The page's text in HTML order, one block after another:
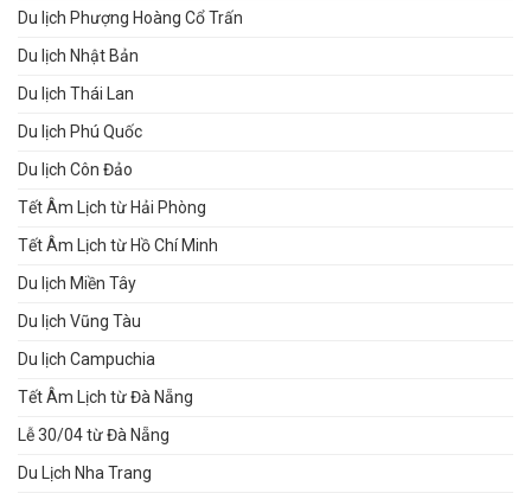
Du lịch Phượng Hoàng Cổ Trấn
Du lịch Nhật Bản
Du lịch Thái Lan
Du lịch Phú Quốc
Du lịch Côn Đảo
Tết Âm Lịch từ Hải Phòng
Tết Âm Lịch từ Hồ Chí Minh
Du lịch Miền Tây
Du lịch Vũng Tàu
Du lịch Campuchia
Tết Âm Lịch từ Đà Nẵng
Lễ 30/04 từ Đà Nẵng
Du Lịch Nha Trang